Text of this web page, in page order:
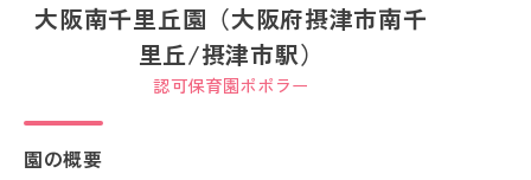
大阪南千里丘園（大阪府摂津市南千
里丘/摂津市駅）
認可保育園ポポラー
園の概要